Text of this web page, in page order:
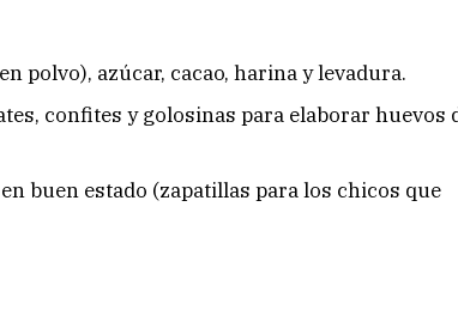
polvo), azúcar, cacao, harina y levadura.
confites y golosinas para elaborar huevos
buen estado (zapatillas para los chicos que